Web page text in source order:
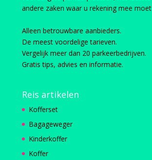
andere zaken waar u rekening mee
Alleen betrouwbare aanbieders.
De meest voordelige tarieven.
Vergelijk meer dan 20 parkeerbedrijven.
Gratis tips, advies en informatie.
Reis artikelen
Kofferset
Bagageweger
Kinderkoffer
Koffer